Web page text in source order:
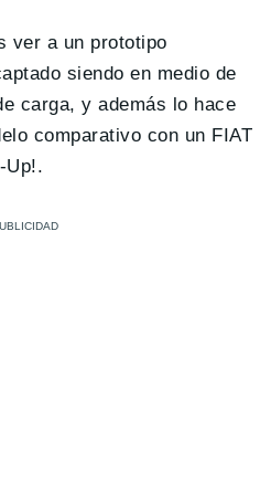
ver a un prototipo
siendo en medio de
carga, y además lo hace
comparativo con un FIAT
Up!.